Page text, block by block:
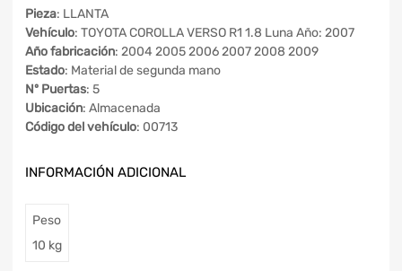
Pieza: LLANTA
Vehículo: TOYOTA COROLLA VERSO R1 1.8 Luna Año: 2007
Año fabricación: 2004 2005 2006 2007 2008 2009
Estado: Material de segunda mano
Nº Puertas: 5
Ubicación: Almacenada
Código del vehículo: 00713
INFORMACIÓN ADICIONAL
Peso
10 kg